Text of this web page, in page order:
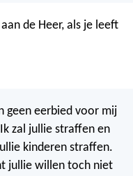
de Heer, als je leeft
geen eerbied voor mij
zal jullie straffen en
kinderen straffen.
jullie willen toch niet